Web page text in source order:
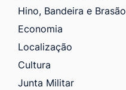
Hino, Bandeira e Brasão
Economia
Localização
Cultura
Junta Militar